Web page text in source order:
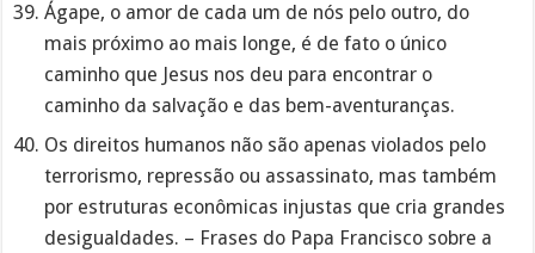
Ágape, o amor de cada um de nós pelo outro, do
mais próximo ao mais longe, é de fato o único
caminho que Jesus nos deu para encontrar o
caminho da salvação e das bem-aventuranças.
Os direitos humanos não são apenas violados pelo
terrorismo, repressão ou assassinato, mas também
por estruturas econômicas injustas que cria grandes
desigualdades. – Frases do Papa Francisco sobre a